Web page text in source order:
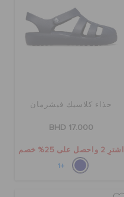
حذاء كلاسيك فيشرمان
BHD 17.000
اشترِ 2 واحصل على 25% خصم
+1